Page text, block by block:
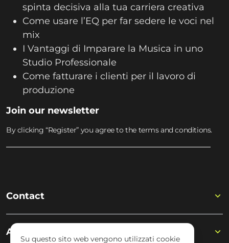
spinta decisiva alla tua carriera creativa
Come usare l’EQ per far sedere le voci nel
mix
I Vantaggi di Imparare la Musica in uno
Studio Professionale
Come fatturare i clienti per il lavoro di
produzione
Join our newsletter
By clicking “Register” you agree to the terms and conditions.
Contact
Academy
Su questo sito web vengono utilizzati cookie